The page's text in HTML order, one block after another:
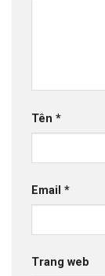
Tên *
Email *
Trang web